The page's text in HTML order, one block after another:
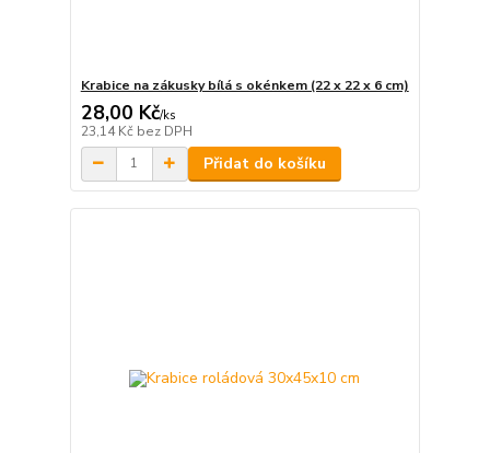
Krabice na zákusky bílá s okénkem (22 x 22 x 6 cm)
28,00 Kč/ks
23,14 Kč bez DPH
Přidat do košíku